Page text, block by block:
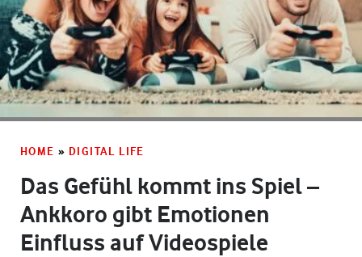
HOME » DIGITAL LIFE
Das Gefühl kommt ins Spiel –
Ankkoro gibt Emotionen
Einfluss auf Videospiele